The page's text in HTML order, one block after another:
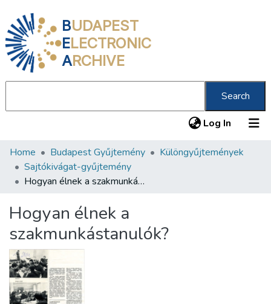
BUDAPEST
ELECTRONIC
ARCHIVE
Search
Log In (current)
Communities & Collections
All of DSpace
About us
Home Budapest Gyűjtemény
Különgyűjtemények
Sajtókivágat-gyűjtemény
Hogyan élnek a szakmunkástanulók?
Hogyan élnek a
szakmunkástanulók?